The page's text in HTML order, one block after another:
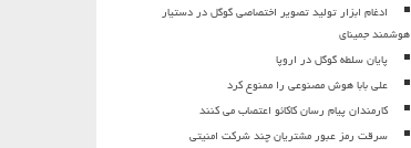
ادغام ابزار تولید تصویر اختصاصی گوگل در دستیار
هوشمند جمینای
پایان سلطه گوگل در اروپا
علی بابا هوش مصنوعی را ممنوع کرد
کارمندان پیام رسان کاکائو اعتصاب می کنند
سرقت رمز عبور مشتریان چند شرکت امنیتی